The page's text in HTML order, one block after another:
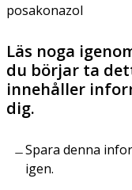
posakonazol
Läs noga
du börjar ta
innehåller
dig.
Spara denna
igen.